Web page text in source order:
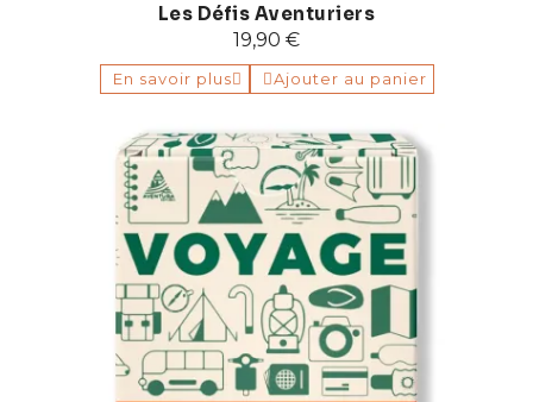
Les Défis Aventuriers
19,90 €
En savoir plus Ajouter au panier